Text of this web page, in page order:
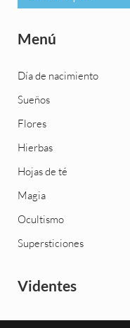
Menú
Día de nacimiento
Sueños
Flores
Hierbas
Hojas de té
Magia
Ocultismo
Supersticiones
Videntes